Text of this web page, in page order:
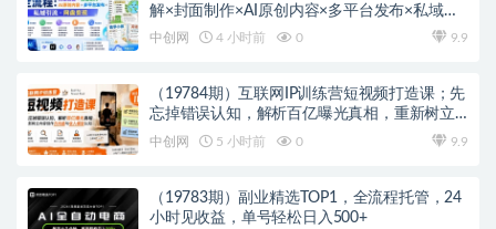
解×封面制作×AI原创内容×多平台发布×私域引
流×网盘变现
中创网 4 小时前 0 9.9
（19784期）互联网IP训练营短视频打造课；先
忘掉错误认知，解析百亿曝光真相，重新树立
内容创作方向感与收入模型认知
中创网 5 小时前 0 9.9
（19783期）副业精选TOP1，全流程托管，24
小时见收益，单号轻松日入500+